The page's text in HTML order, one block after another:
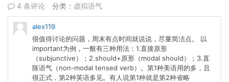
4 条评论 分类： 虚拟语气
alex119
很值得讨论的问题，周末有点时间就说说，尽量简洁点。 以
important为例，一般有三种用法：1.直接原形
（subjunctive）；2.should+原形（modal should）；3.直
陈语气（non-modal tensed verb）。第1种美语用的多，且
很正式，第2种英语多见。有人说第1种就是第2种省略